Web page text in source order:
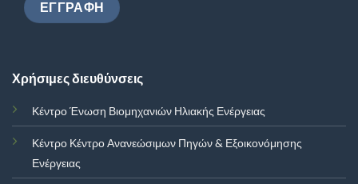
Χρήσιμες διευθύνσεις
Κέντρο Ένωση Βιομηχανιών Ηλιακής Ενέργειας
Κέντρο Κέντρο Ανανεώσιμων Πηγών & Εξοικονόμησης
Ενέργειας